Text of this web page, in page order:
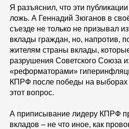
Я разъяснил, что эти
ложь. А Геннадий Зюганов в
съезде не только не призывал
вклады граждан, но, напротив,
жителям страны вклады,
разрушения Советского Союза
«реформаторами»
КПРФ после победы на выборах
этот вопрос.
А приписывание лидеру КПРФ
вкладов – не что иное, как